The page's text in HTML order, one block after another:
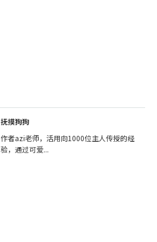
抚摸狗狗
作者azi老师，活用向1000位主人传授的经
验，通过可爱...